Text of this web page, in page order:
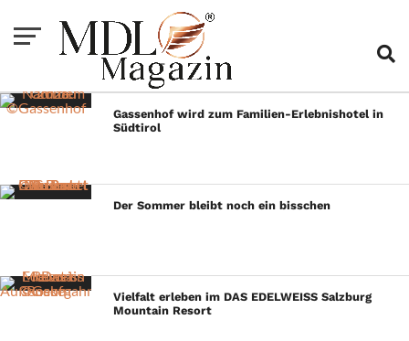
Gassenhof wird zum Familien-Erlebnishotel in
Südtirol
Der Sommer bleibt noch ein bisschen
Vielfalt erleben im DAS EDELWEISS Salzburg
Mountain Resort